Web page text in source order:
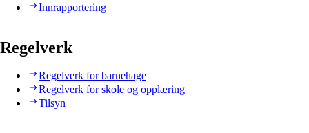
Innrapportering
Regelverk
Regelverk for barnehage
Regelverk for skole og opplæring
Tilsyn